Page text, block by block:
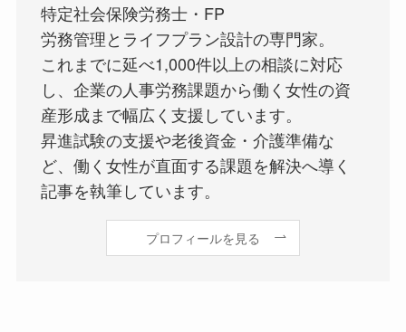
特定社会保険労務士・FP
労務管理とライフプラン設計の専門家。
これまでに延べ1,000件以上の相談に対応
し、企業の人事労務課題から働く女性の資
産形成まで幅広く支援しています。
昇進試験の支援や老後資金・介護準備な
ど、働く女性が直面する課題を解決へ導く
記事を執筆しています。
プロフィールを見る